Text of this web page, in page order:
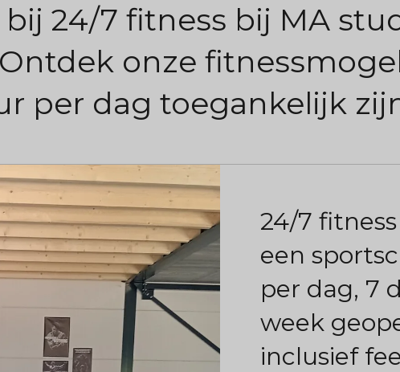
24/7 fitness bij MA
Ontdek onze
per dag toegankelijk
24/7
een
per dag, 7
week
inclusief